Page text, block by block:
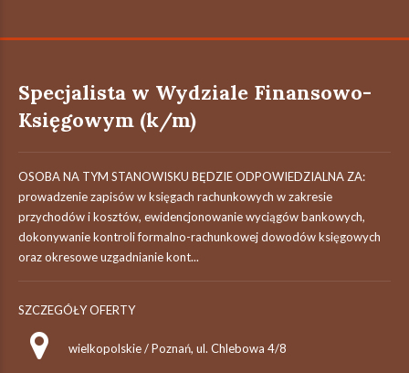
Specjalista w Wydziale Finansowo-
Księgowym (k/m)
OSOBA NA TYM STANOWISKU BĘDZIE ODPOWIEDZIALNA ZA:
prowadzenie zapisów w księgach rachunkowych w zakresie
przychodów i kosztów, ewidencjonowanie wyciągów bankowych,
dokonywanie kontroli formalno-rachunkowej dowodów księgowych
oraz okresowe uzgadnianie kont...
SZCZEGÓŁY OFERTY
wielkopolskie / Poznań, ul. Chlebowa 4/8